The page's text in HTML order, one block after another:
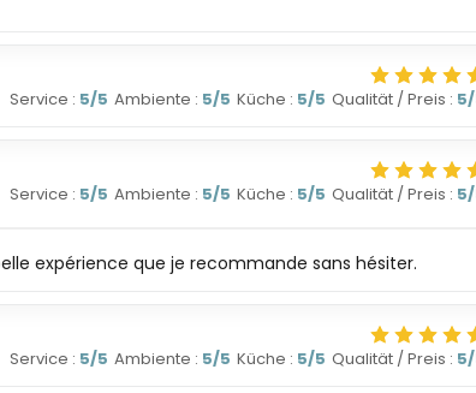
Service : 5/5 Ambiente : 5/5 Küche : 5/5 Qualität / Preis : 5
Service : 5/5 Ambiente : 5/5 Küche : 5/5 Qualität / Preis : 5
expérience que je recommande sans hésiter.
Service : 5/5 Ambiente : 5/5 Küche : 5/5 Qualität / Preis : 5